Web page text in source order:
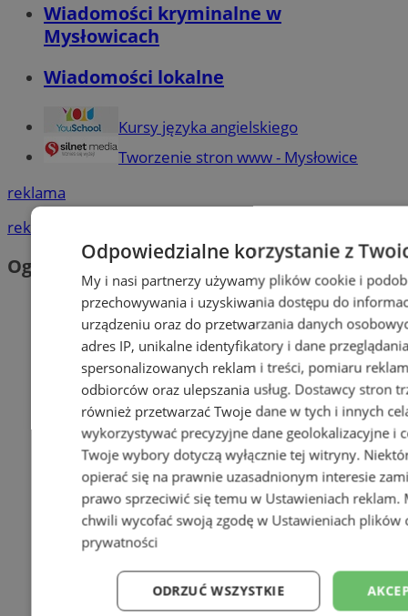
Wiadomości kryminalne w
Mysłowicach
Wiadomości lokalne
Kursy języka angielskiego
Tworzenie stron www - Mysłowice
reklama
reklama
Ogłoszenia
Odpowiedzialne korzystanie z
My i nasi partnerzy używamy plików cookie i
przechowywania i uzyskiwania dostępu do
urządzeniu oraz do przetwarzania danych
adres IP, unikalne identyfikatory i dane
spersonalizowanych reklam i treści, pomiaru
odbiorców oraz ulepszania usług. Dostawcy stron
również przetwarzać Twoje dane w tych i innych
wykorzystywać precyzyjne dane geolokalizacyjne i
Twoje wybory dotyczą wyłącznie tej witryny.
opierać się na prawnie uzasadnionym interesie
prawo sprzeciwić się temu w Ustawieniach reklam.
chwili wycofać swoją zgodę w Ustawieniach plików
prywatności
ODRZUĆ WSZYSTKIE